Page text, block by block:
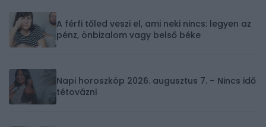
A férfi tőled veszi el, ami neki nincs: legyen az
pénz, önbizalom vagy belső béke
Napi horoszkóp 2026. augusztus 7. – Nincs idő
tétovázni